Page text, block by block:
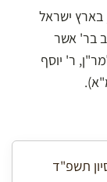
בארץ ישראל
יעקב בר' אשר
ר' יוסף